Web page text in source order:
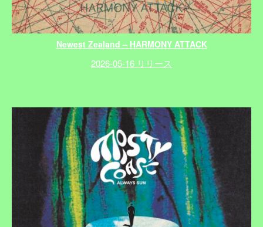
Newest Zealand – HARMONY ATTACK
2026-05-16 リリース